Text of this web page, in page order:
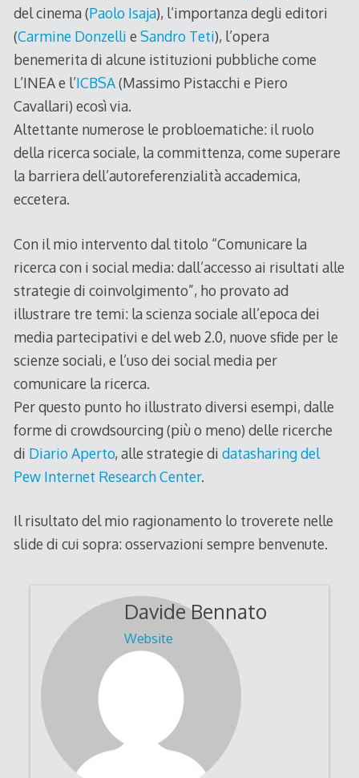
del cinema (Paolo Isaja), l’importanza degli editori
(Carmine Donzelli e Sandro Teti), l’opera
benemerita di alcune istituzioni pubbliche come
L’INEA e l’ICBSA(Massimo Pistacchi e Piero
Cavallari) ecosì via.
Altettante numerose le probloematiche: il ruolo
della ricerca sociale, la committenza, come superare
la barriera dell’autoreferenzialità accademica,
eccetera.
Con il mio intervento dal titolo “Comunicare la
ricerca con i social media: dall’accesso ai risultati alle
strategie di coinvolgimento”, ho provato ad
illustrare tre temi: la scienza sociale all’epoca dei
media partecipativi e del web 2.0, nuove sfide per le
scienze sociali, e l’uso dei social media per
comunicare la ricerca.
Per questo punto ho illustrato diversi esempi, dalle
forme di crowdsourcing (più o meno) delle ricerche
di Diario Aperto, alle strategie di datasharing del
Pew Internet Research Center.
Il risultato del mio ragionamento lo troverete nelle
slide di cui sopra: osservazioni sempre benvenute.
Davide Bennato
Website